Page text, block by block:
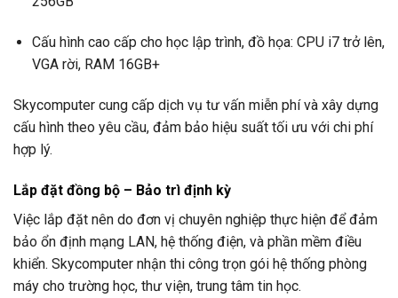
Cấu hình cao cấp cho học lập trình, đồ họa: CPU i7 trở lên,
VGA rời, RAM 16GB+
Skycomputer cung cấp dịch vụ tư vấn miễn phí và xây dựng
cấu hình theo yêu cầu, đảm bảo hiệu suất tối ưu với chi phí
hợp lý.
Lắp đặt đồng bộ – Bảo trì định kỳ
Việc lắp đặt nên do đơn vị chuyên nghiệp thực hiện để đảm
bảo ổn định mạng LAN, hệ thống điện, và phần mềm điều
khiển. Skycomputer nhận thi công trọn gói hệ thống phòng
máy cho trường học, thư viện, trung tâm tin học.